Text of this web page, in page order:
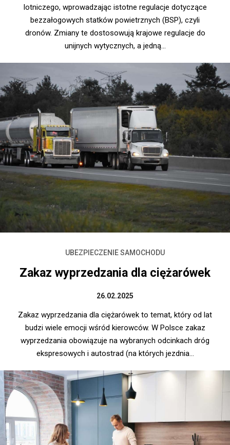
lotniczego, wprowadzając istotne regulacje dotyczące
bezzałogowych statków powietrznych (BSP), czyli
dronów. Zmiany te dostosowują krajowe regulacje do
unijnych wytycznych, a jedną...
UBEZPIECZENIE SAMOCHODU
Zakaz wyprzedzania dla ciężarówek
26.02.2025
Zakaz wyprzedzania dla ciężarówek to temat, który od lat
budzi wiele emocji wśród kierowców. W Polsce zakaz
wyprzedzania obowiązuje na wybranych odcinkach dróg
ekspresowych i autostrad (na których jezdnia...